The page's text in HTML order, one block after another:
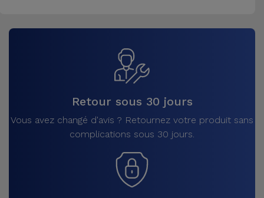
Retour sous 30 jours
Vous avez changé d'avis ? Retournez votre produit sans
complications sous 30 jours.